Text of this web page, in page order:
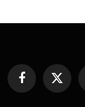
FacebookX
(Twitter)